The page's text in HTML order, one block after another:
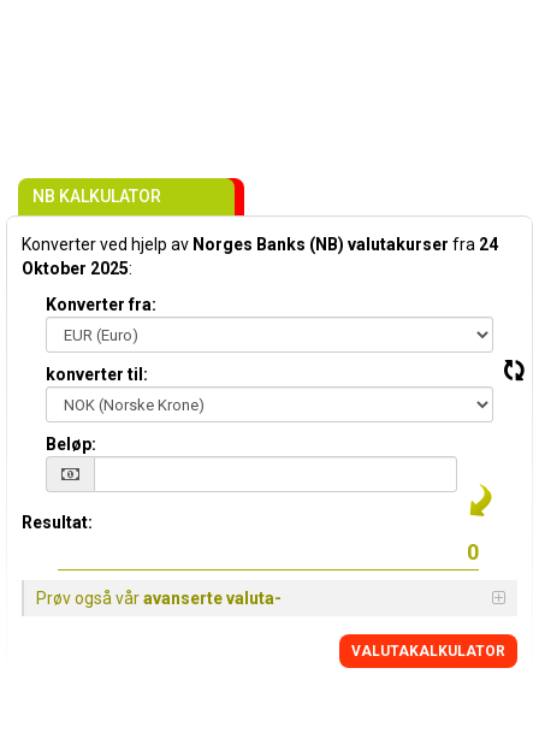
NB KALKULATOR
Konverter ved hjelp av Norges Banks (NB) valutakurser fra 24
Oktober 2025:
Konverter fra:
konverter til:
Beløp:
Resultat:
Prøv også våravanserte valuta-
VALUTAKALKULATOR